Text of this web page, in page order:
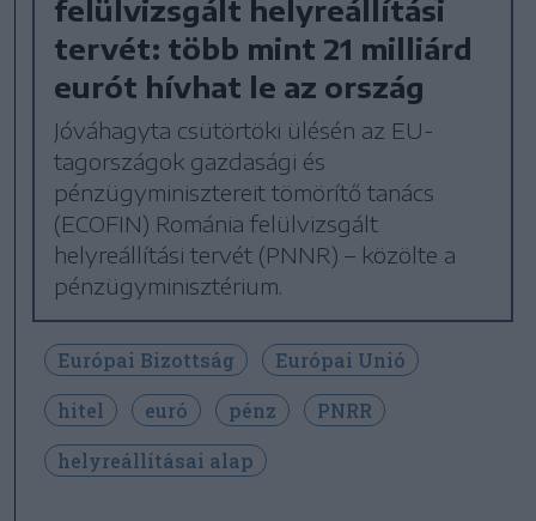
felülvizsgált helyreállítási
tervét: több mint 21 milliárd
eurót hívhat le az ország
Jóváhagyta csütörtöki ülésén az EU-
tagországok gazdasági és
pénzügyminisztereit tömörítő tanács
(ECOFIN) Románia felülvizsgált
helyreállítási tervét (PNNR) – közölte a
pénzügyminisztérium.
Európai Bizottság
Európai Unió
hitel
euró pénz
PNRR
helyreállításai alap